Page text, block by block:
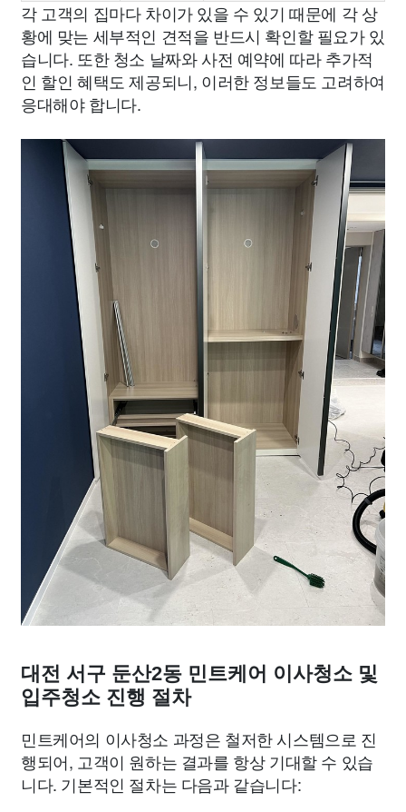
각 고객의 집마다 차이가 있을 수 있기 때문에 각 상
황에 맞는 세부적인 견적을 반드시 확인할 필요가 있
습니다. 또한 청소 날짜와 사전 예약에 따라 추가적
인 할인 혜택도 제공되니, 이러한 정보들도 고려하여
응대해야 합니다.
대전 서구 둔산2동 민트케어 이사청소 및
입주청소 진행 절차
민트케어의 이사청소 과정은 철저한 시스템으로 진
행되어, 고객이 원하는 결과를 항상 기대할 수 있습
니다. 기본적인 절차는 다음과 같습니다: